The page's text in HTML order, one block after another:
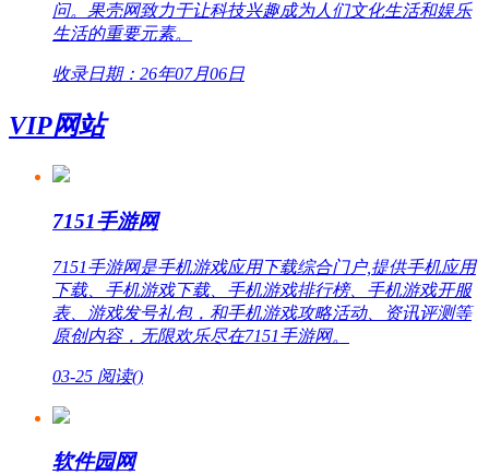
问。果壳网致力于让科技兴趣成为人们文化生活和娱乐
生活的重要元素。
收录日期：26年07月06日
VIP网站
7151手游网
7151手游网是手机游戏应用下载综合门户,提供手机应用
下载、手机游戏下载、手机游戏排行榜、手机游戏开服
表、游戏发号礼包，和手机游戏攻略活动、资讯评测等
原创内容，无限欢乐尽在7151手游网。
03-25 阅读()
软件园网